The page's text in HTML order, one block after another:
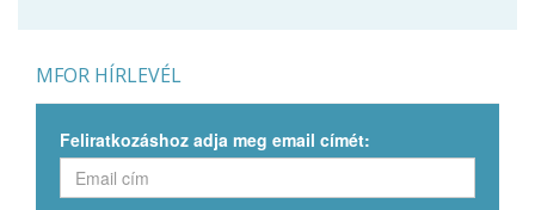
MFOR HÍRLEVÉL
Feliratkozáshoz adja meg email címét: